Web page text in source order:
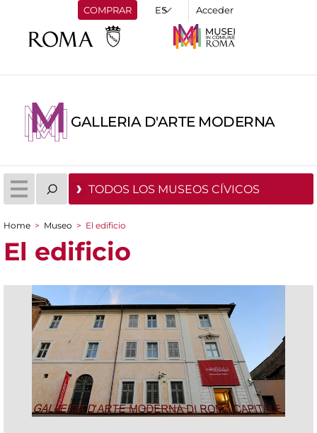
COMPRAR Acceder
GALLERIA D'ARTE MODERNA
TODOS LOS MUSEOS CÍVICOS
You are here
Home > Museo > El edificio
El edificio